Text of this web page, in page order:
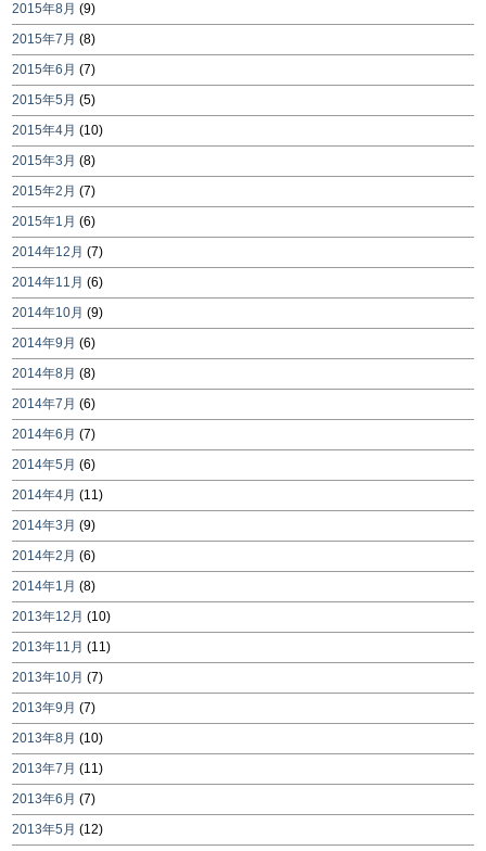
2015年8月 (9)
2015年7月 (8)
2015年6月 (7)
2015年5月 (5)
2015年4月 (10)
2015年3月 (8)
2015年2月 (7)
2015年1月 (6)
2014年12月 (7)
2014年11月 (6)
2014年10月 (9)
2014年9月 (6)
2014年8月 (8)
2014年7月 (6)
2014年6月 (7)
2014年5月 (6)
2014年4月 (11)
2014年3月 (9)
2014年2月 (6)
2014年1月 (8)
2013年12月 (10)
2013年11月 (11)
2013年10月 (7)
2013年9月 (7)
2013年8月 (10)
2013年7月 (11)
2013年6月 (7)
2013年5月 (12)